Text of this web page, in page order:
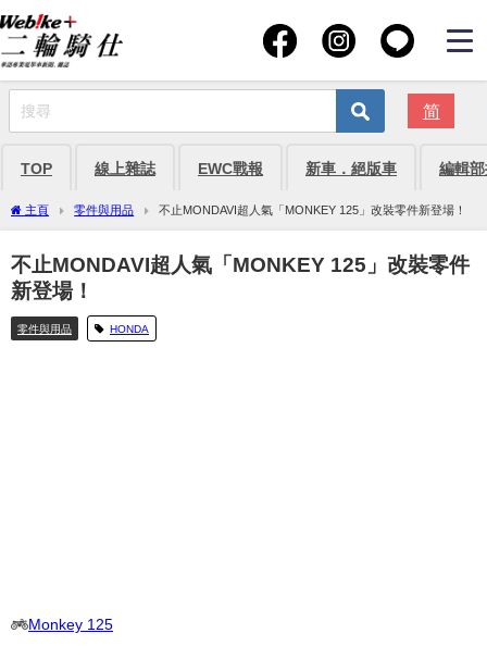
简
TOP 線上雜誌 EWC戰報 新車．絕版車 編輯
主頁 零件與用品 不止MONDAVI超人氣「MONKEY 125」改裝零件新登場！
不止MONDAVI超人氣「MONKEY 125」改裝零件
新登場！
零件與用品 HONDA
Monkey 125